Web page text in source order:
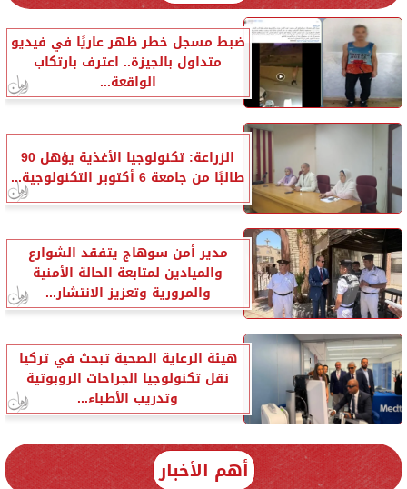
ضبط مسجل خطر ظهر عاريًا في فيديو
متداول بالجيزة.. اعترف بارتكاب
الواقعة...
الزراعة: تكنولوجيا الأغذية يؤهل 90
طالبًا من جامعة 6 أكتوبر التكنولوجية...
مدير أمن سوهاج يتفقد الشوارع
والميادين لمتابعة الحالة الأمنية
والمرورية وتعزيز الانتشار...
هيئة الرعاية الصحية تبحث في تركيا
نقل تكنولوجيا الجراحات الروبوتية
وتدريب الأطباء...
أهم الأخبار